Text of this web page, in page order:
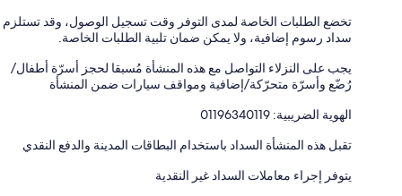
تخضع الطلبات الخاصة لمدى التوفر وقت تسجيل الوصول، وقد تستلزم
سداد رسوم إضافية، ولا يمكن ضمان تلبية الطلبات الخاصة.
يجب على النزلاء التواصل مع هذه المنشأة مُسبقا لحجز أسرّة أطفال/
رُضّع وأسرّة متحرّكة/إضافية ومواقف سيارات ضمن المنشأة
الهوية الضريبية: 01196340119
تقبل هذه المنشأة السداد باستخدام البطاقات المدينة والدفع النقدي
يتوفر إجراء معاملات السداد غير النقدية